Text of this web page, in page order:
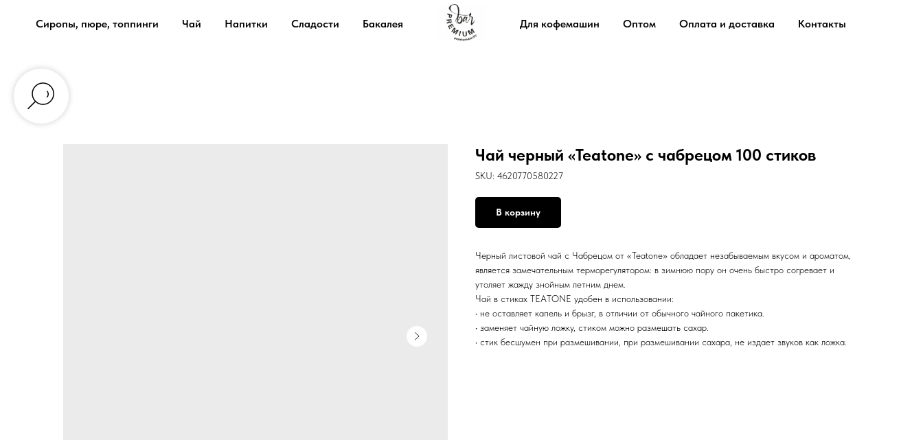
Сиропы, пюре, топпинги Чай Напитки Сладости Бакалея Для кофемашин Оптом Оплата и доставка Контакты
Чай черный «Teatone» с чабрецом 100 стиков
SKU: 4620770580227
В корзину
Черный листовой чай с Чабрецом от «Teatone» обладает незабываемым вкусом и ароматом,
является замечательным терморегулятором: в зимнюю пору он очень быстро согревает и
утоляет жажду знойным летним днем.
Чай в стиках TEATONE удобен в использовании:
• не оставляет капель и брызг, в отличии от обычного чайного пакетика.
• заменяет чайную ложку, стиком можно размешать сахар.
• стик бесшумен при размешивании, при размешивании сахара, не издает звуков как ложка.